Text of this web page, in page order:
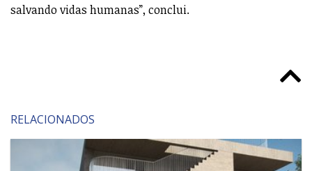
salvando vidas humanas”, conclui.
RELACIONADOS